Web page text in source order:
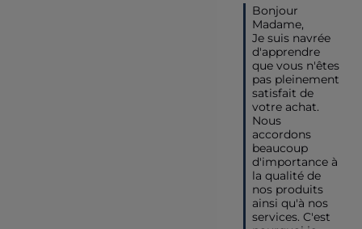
Bonjour
Madame,
Je suis navrée
d'apprendre
que vous n'êtes
pas pleinement
satisfait de
votre achat.
Nous
accordons
beaucoup
d'importance à
la qualité de
nos produits
ainsi qu'à nos
services. C'est